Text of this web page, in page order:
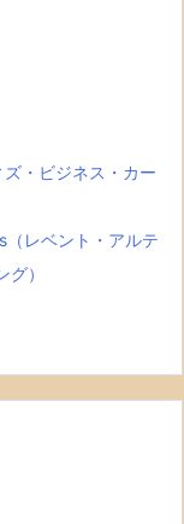
・ビジネス・カー
レベント・アルテ
）